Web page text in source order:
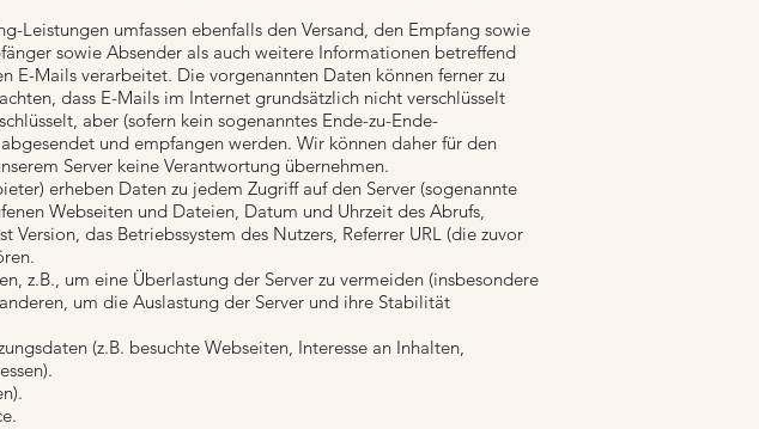
Leistungen umfassen ebenfalls den Versand, den Empfang sowie
sowie Absender als auch weitere Informationen betreffend
Mails verarbeitet. Die vorgenannten Daten können ferner zu
dass E-Mails im Internet grundsätzlich nicht verschlüsselt
aber (sofern kein sogenanntes Ende-zu-Ende-
und empfangen werden. Wir können daher für den
Server keine Verantwortung übernehmen.
erheben Daten zu jedem Zugriff auf den Server (sogenannte
Webseiten und Dateien, Datum und Uhrzeit des Abrufs,
das Betriebssystem des Nutzers, Referrer URL (die zuvor
z.B., um eine Überlastung der Server zu vermeiden (insbesondere
um die Auslastung der Server und ihre Stabilität
(z.B. besuchte Webseiten, Interesse an Inhalten,